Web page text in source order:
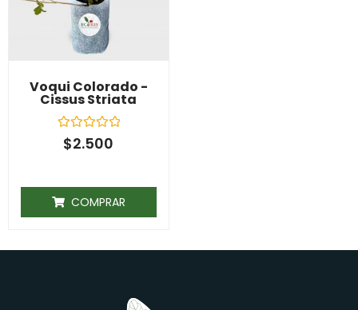
Voqui Colorado -
Cissus Striata
Rated
$2.500
COMPRAR